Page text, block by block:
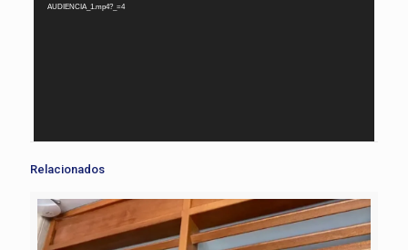
AUDIENCIA_1.mp4?_=4
Relacionados